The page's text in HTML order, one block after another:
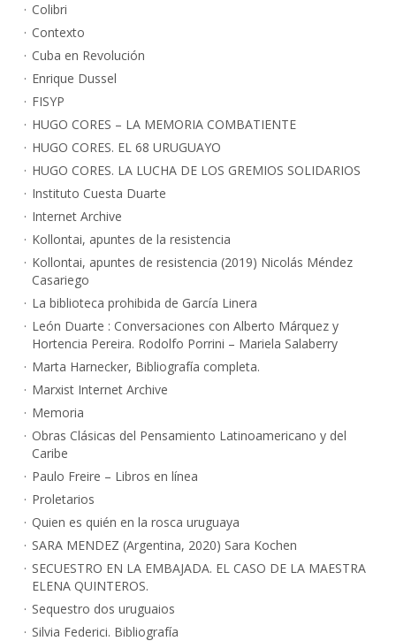
Colibri
Contexto
Cuba en Revolución
Enrique Dussel
FISYP
HUGO CORES – LA MEMORIA COMBATIENTE
HUGO CORES. EL 68 URUGUAYO
HUGO CORES. LA LUCHA DE LOS GREMIOS SOLIDARIOS
Instituto Cuesta Duarte
Internet Archive
Kollontai, apuntes de la resistencia
Kollontai, apuntes de resistencia (2019) Nicolás Méndez
Casariego
La biblioteca prohibida de García Linera
León Duarte : Conversaciones con Alberto Márquez y
Hortencia Pereira. Rodolfo Porrini – Mariela Salaberry
Marta Harnecker, Bibliografía completa.
Marxist Internet Archive
Memoria
Obras Clásicas del Pensamiento Latinoamericano y del
Caribe
Paulo Freire – Libros en línea
Proletarios
Quien es quién en la rosca uruguaya
SARA MENDEZ (Argentina, 2020) Sara Kochen
SECUESTRO EN LA EMBAJADA. EL CASO DE LA MAESTRA
ELENA QUINTEROS.
Sequestro dos uruguaios
Silvia Federici. Bibliografía